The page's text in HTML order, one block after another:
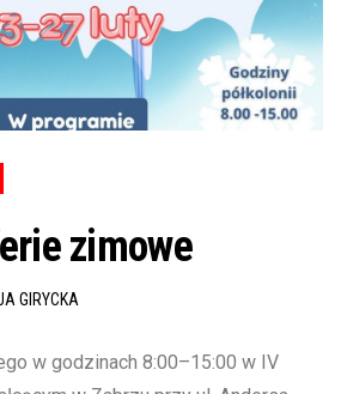
zimowe
GIRYCKA
w godzinach 8:00–15:00 w IV